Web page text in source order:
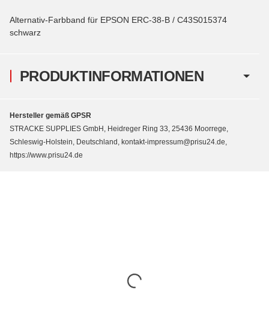
PRODUKTINFORMATIONEN
Alternativ-Farbband für EPSON ERC-38-B / C43S015374
schwarz
Hersteller gemäß GPSR
STRACKE SUPPLIES GmbH, Heidreger Ring 33, 25436 Moorrege,
Schleswig-Holstein, Deutschland, kontakt-impressum@prisu24.de,
https://www.prisu24.de